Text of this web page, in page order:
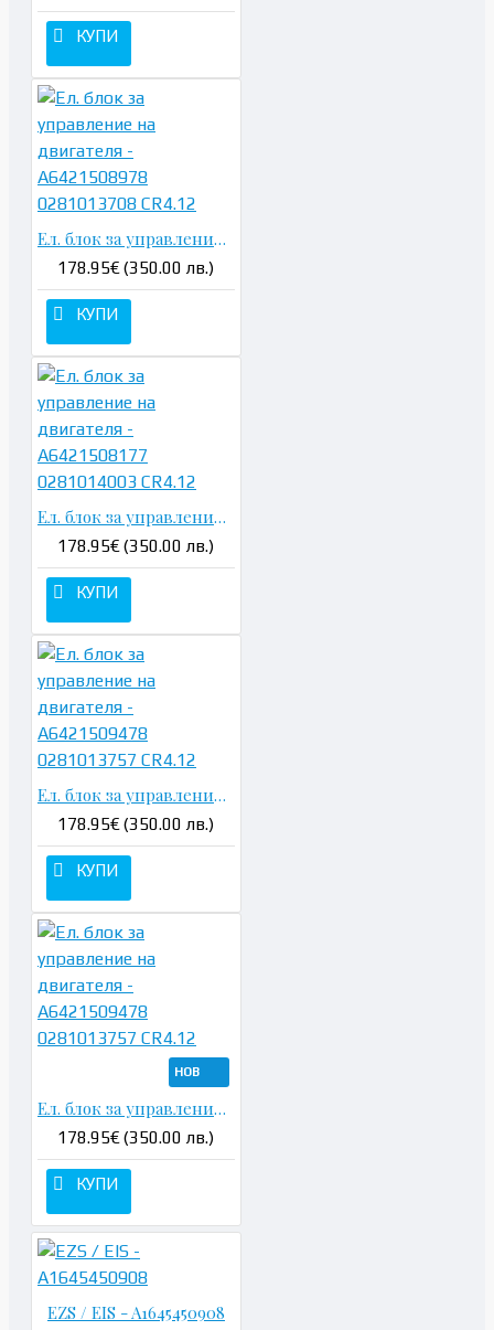
КУПИ
Ел. блок за управление на двигателя - A6421508978 0281013708 CR4.12
178.95€ (350.00 лв.)
КУПИ
Ел. блок за управление на двигателя - A6421508177 0281014003 CR4.12
178.95€ (350.00 лв.)
КУПИ
Ел. блок за управление на двигателя - A6421509478 0281013757 CR4.12
178.95€ (350.00 лв.)
КУПИ
НОВ
Ел. блок за управление на двигателя - A6421509478 0281013757 CR4.12
178.95€ (350.00 лв.)
КУПИ
EZS / EIS - A1645450908